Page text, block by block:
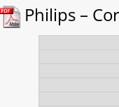
Philips –